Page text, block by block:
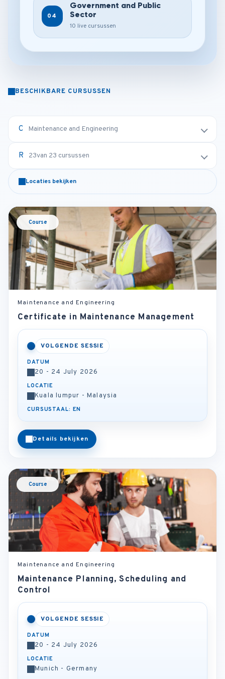
04
Government and Public
Sector
10 live cursussen
BESCHIKBARE CURSUSSEN
Maintenance and Engineering
23van 23 cursussen
Locaties bekijken
Course
Maintenance and Engineering
Certificate in Maintenance Management
VOLGENDE SESSIE
DATUM
20 - 24 July 2026
LOCATIE
Kuala lumpur - Malaysia
CURSUSTAAL: EN
Details bekijken
Course
Maintenance and Engineering
Maintenance Planning, Scheduling and
Control
VOLGENDE SESSIE
DATUM
20 - 24 July 2026
LOCATIE
Munich - Germany